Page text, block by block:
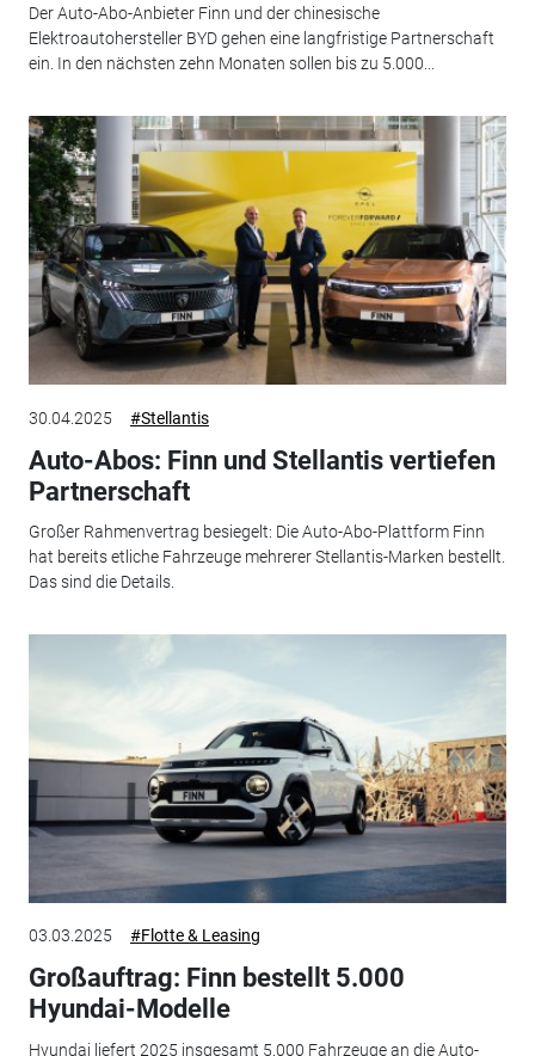
Der Auto-Abo-Anbieter Finn und der chinesische
Elektroautohersteller BYD gehen eine langfristige Partnerschaft
ein. In den nächsten zehn Monaten sollen bis zu 5.000...
30.04.2025 #Stellantis
Auto-Abos: Finn und Stellantis vertiefen
Partnerschaft
Großer Rahmenvertrag besiegelt: Die Auto-Abo-Plattform Finn
hat bereits etliche Fahrzeuge mehrerer Stellantis-Marken bestellt.
Das sind die Details.
03.03.2025 #Flotte & Leasing
Großauftrag: Finn bestellt 5.000
Hyundai-Modelle
Hyundai liefert 2025 insgesamt 5.000 Fahrzeuge an die Auto-